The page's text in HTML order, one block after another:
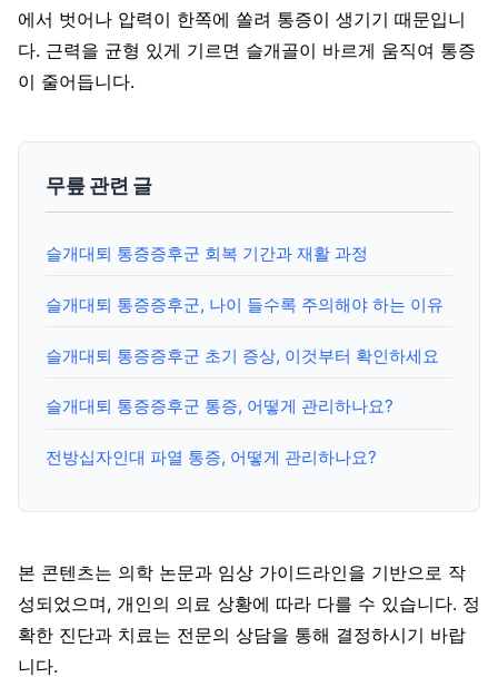
에서 벗어나 압력이 한쪽에 쏠려 통증이 생기기 때문입니
다. 근력을 균형 있게 기르면 슬개골이 바르게 움직여 통증
이 줄어듭니다.
무릎 관련 글
슬개대퇴 통증증후군 회복 기간과 재활 과정
슬개대퇴 통증증후군, 나이 들수록 주의해야 하는 이유
슬개대퇴 통증증후군 초기 증상, 이것부터 확인하세요
슬개대퇴 통증증후군 통증, 어떻게 관리하나요?
전방십자인대 파열 통증, 어떻게 관리하나요?
본 콘텐츠는 의학 논문과 임상 가이드라인을 기반으로 작
성되었으며, 개인의 의료 상황에 따라 다를 수 있습니다. 정
확한 진단과 치료는 전문의 상담을 통해 결정하시기 바랍
니다.